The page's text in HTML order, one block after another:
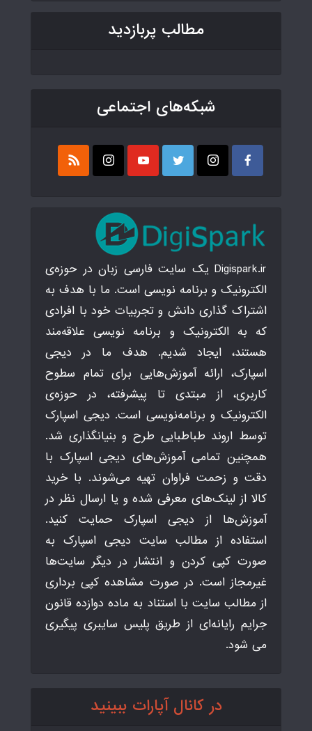
مطالب پربازدید
شبکه‌های اجتماعی
Digispark.ir یک سایت فارسی زبان در حوزه‌ی
الکترونیک و برنامه نویسی است. ما با هدف به
اشتراک گذاری دانش و تجربیات خود با افرادی
که به الکترونیک و برنامه نویسی علاقه‌مند
هستند، ایجاد شدیم. هدف ما در دیجی
اسپارک، ارائه آموزش‌هایی برای تمام سطوح
کاربری، از مبتدی تا پیشرفته، در حوزه‌ی
الکترونیک و برنامه‌نویسی است. دیجی اسپارک
توسط اروند طباطبایی طرح و بنیانگذاری شد.
همچنین تمامی آموزش‌های دیجی اسپارک با
دقت و زحمت فراوان تهیه می‌شوند. با خرید
کالا از لینک‌های معرفی شده و یا ارسال نظر در
آموزش‌ها از دیجی اسپارک حمایت کنید.
استفاده از مطالب سایت دیجی اسپارک به
صورت کپی کردن و انتشار در دیگر سایت‌ها
غیرمجاز است. در صورت مشاهده کپی برداری
از مطالب سایت با استناد به ماده دوازده قانون
جرایم رایانه‌ای از طریق پلیس سایبری پیگیری
می شود.
در کانال آپارات ببینید